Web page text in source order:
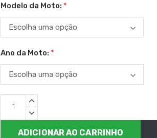
Modelo da Moto: *
Ano da Moto: *
Estoque
atual:
QUANTIDADE
QUANTIDADE